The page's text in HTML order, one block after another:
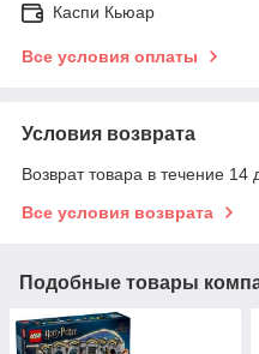
Каспи Кьюар
Все условия оплаты
Условия возврата
Возврат товара в течение 14
Все условия возврата
Подобные товары